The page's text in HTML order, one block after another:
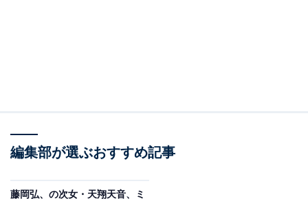
編集部が選ぶおすすめ記事
藤岡弘、の次女・天翔天音、ミ